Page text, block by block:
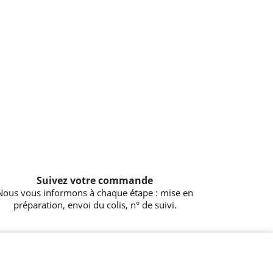
Suivez votre commande
vous informons à chaque étape : mise en
préparation, envoi du colis, n° de suivi.